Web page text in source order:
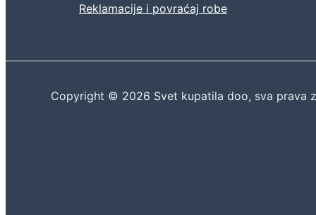
Reklamacije i povraćaj robe
Copyright © 2026 Svet kupatila doo, sva prava